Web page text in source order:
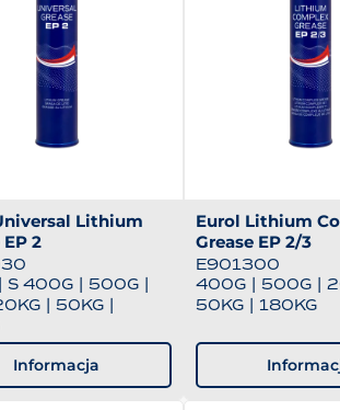
Lithium
2
S 400G 500G
50KG
Informacja
Eurol Lithium
Grease EP 2/3
E901300
400G
500G
50KG
180KG